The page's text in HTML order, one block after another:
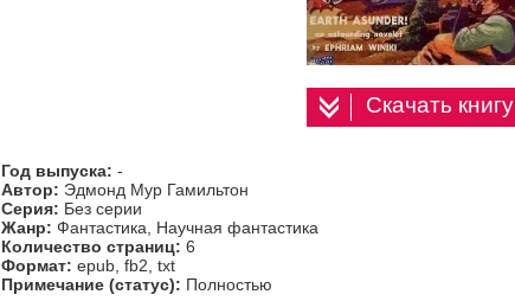
Скачать книгу
Год выпуска:-
Автор: Эдмонд Мур Гамильтон
Серия: Без серии
Жанр:Фантастика, Научная фантастика
Количество страниц:6
Формат:epub, fb2, txt
Примечание (статус): Полностью